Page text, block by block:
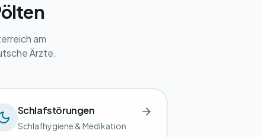
am
Ärzte.
Schlafstörungen
Schlafhygiene & Medikation